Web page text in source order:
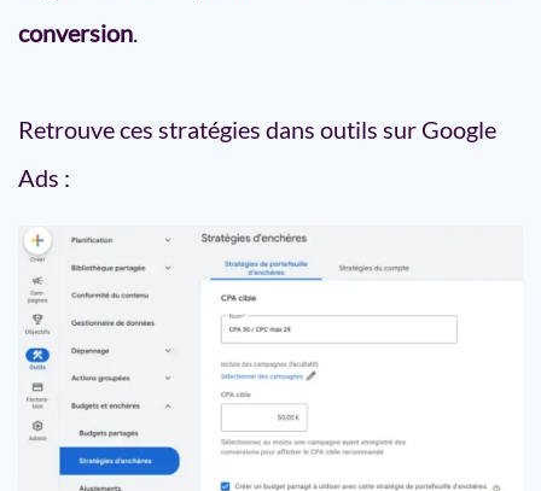
conversion.
Retrouve ces stratégies dans outils sur Google
Ads :